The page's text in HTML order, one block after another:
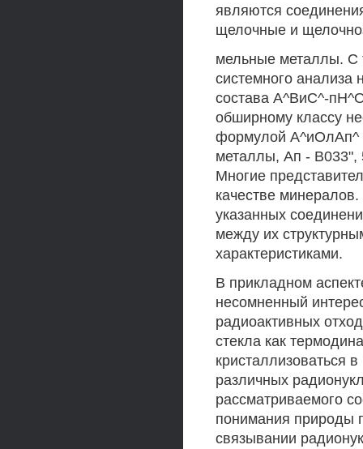
являются
щелочные и
мельные металлы. С
системного анализа
состава А^ВиС^-
обширному классу
формулой А^иОлАп^
металлы, Ап -
Многие
качестве
указанных
между их
характеристиками.
В прикладном
несомненный
радиоактивных
стекла как
кристаллизоваться
различных
рассматриваемого
понимания природы
связывании